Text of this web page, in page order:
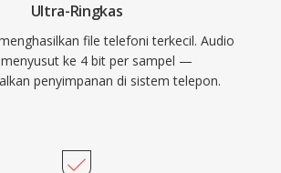
Ultra-Ringkas
file telefoni terkecil. Audio
menyusut ke 4 bit per sampel —
penyimpanan di sistem telepon.